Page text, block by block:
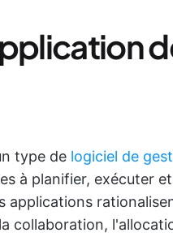
type de logiciel de
à planifier, exécuter
applications
collaboration,